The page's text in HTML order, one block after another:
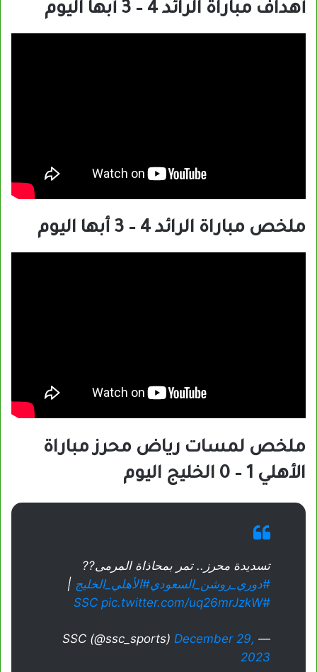
أهداف مباراة الرائد 4 – 3 أبها اليوم
ملخص مباراة الرائد 4 – 3 أبها اليوم
ملخص لمسات رياض محرز مباراة
الأهلي 1 – 0 الخليج اليوم
تسديدة محرز.. تمر بمحاذاة المرمى??
#دوري_روشن_السعودي#الأهلي_الخليج |
#SSC
pic.twitter.com/uq26mrJzkW
— SSC (@ssc_sports)
December 29,
2023